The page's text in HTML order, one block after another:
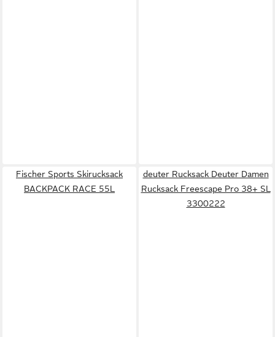
Fischer Sports Skirucksack
BACKPACK RACE 55L
deuter Rucksack Deuter Damen
Rucksack Freescape Pro 38+ SL
3300222